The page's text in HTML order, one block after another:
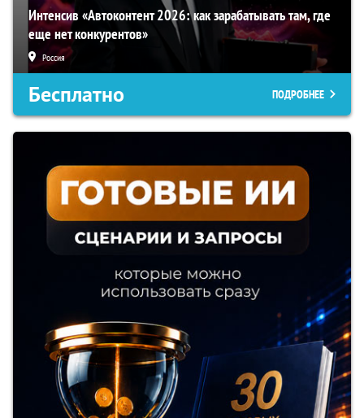
Интенсив «Автоконтент 2026: как зарабатывать там, где
еще нет конкурентов»
Россия
Бесплатно ПОДРОБНЕЕ